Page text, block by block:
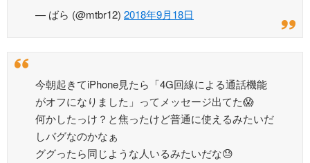
— ばら (@mtbr12) 2018年9月18日
今朝起きてiPhone見たら「4G回線による通話機能
がオフになりました」ってメッセージ出てた😱
何かしたっけ？と焦ったけど普通に使えるみたいだ
しバグなのかなぁ
ググったら同じような人いるみたいだな😓